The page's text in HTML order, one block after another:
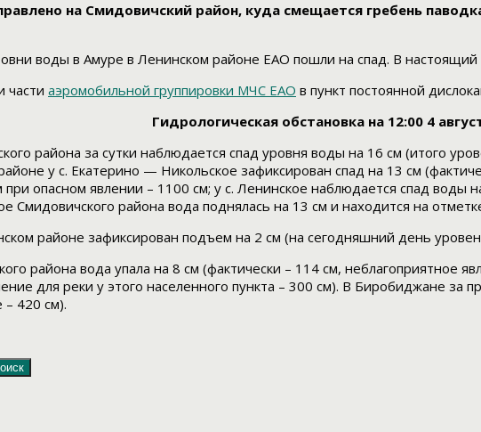
на Смидовичский район, куда смещается гребень
воды в Амуре в Ленинском районе ЕАО пошли на спад. В
части аэромобильной группировки МЧС ЕАО в пункт постоянной
Гидрологическая обстановка на 12:00 4
района за сутки наблюдается спад уровня воды на 16 см (итого
у с. Екатерино — Никольское зафиксирован спад на 13 см
опасном явлении – 1100 см; у с. Ленинское наблюдается спад
Смидовичского района вода поднялась на 13 см и находится на
районе зафиксирован подъем на 2 см (на сегодняшний день
района вода упала на 8 см (фактически – 114 см, неблагоприятное
для реки у этого населенного пункта – 300 см). В Биробиджане за
– 420 см).